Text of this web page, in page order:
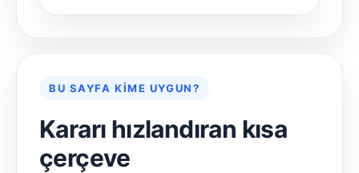
BU SAYFA KIME UYGUN?
Kararı hızlandıran kısa
çerçeve